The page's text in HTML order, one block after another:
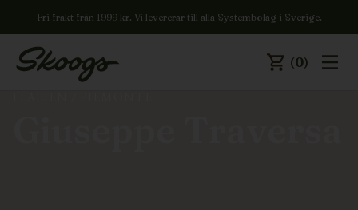
Fri frakt från 1999 kr. Vi levererar till alla Systembolag i Sverige.
(0)